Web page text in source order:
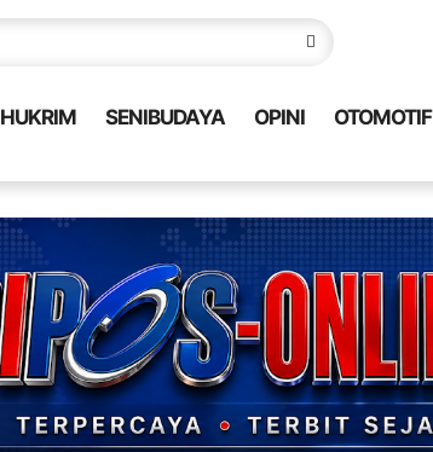
HUKRIM SENIBUDAYA OPINI OTOMOTIF